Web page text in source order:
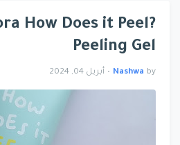
How Does it Peel?
Peeling Gel
by
Nashwa
• أبريل 04, 2024